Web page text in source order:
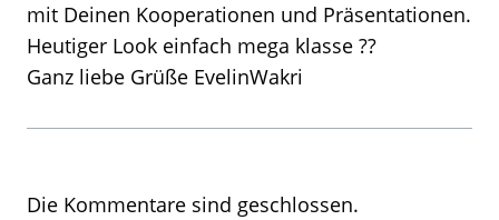
mit Deinen Kooperationen und Präsentationen.
Heutiger Look einfach mega klasse ??
Ganz liebe Grüße EvelinWakri
Die Kommentare sind geschlossen.